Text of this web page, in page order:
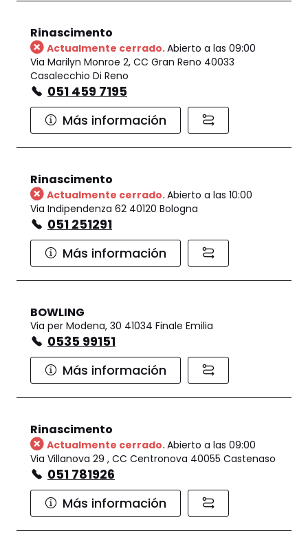
Rinascimento
Actualmente cerrado.Abierto a las 09:00
Via Marilyn Monroe 2, CC Gran Reno 40033
Casalecchio Di Reno
051 459 7195
Más información
Rinascimento
Actualmente cerrado.Abierto a las 10:00
Via Indipendenza 62 40120 Bologna
051 251291
Más información
BOWLING
Via per Modena, 30 41034 Finale Emilia
0535 99151
Más información
Rinascimento
Actualmente cerrado.Abierto a las 09:00
Via Villanova 29 , CC Centronova 40055 Castenaso
051 781926
Más información